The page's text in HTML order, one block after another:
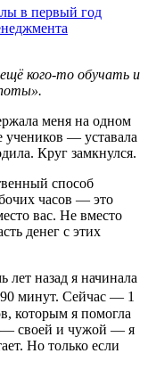
в первый год
кого-то обучать и
меня на одном
учеников — уставала
Круг замкнулся.
способ
часов — это
вас. Не вместо
денег с этих
лет назад я начинала
минут. Сейчас — 1
которым я помогла
— своей и чужой — я
Но только если